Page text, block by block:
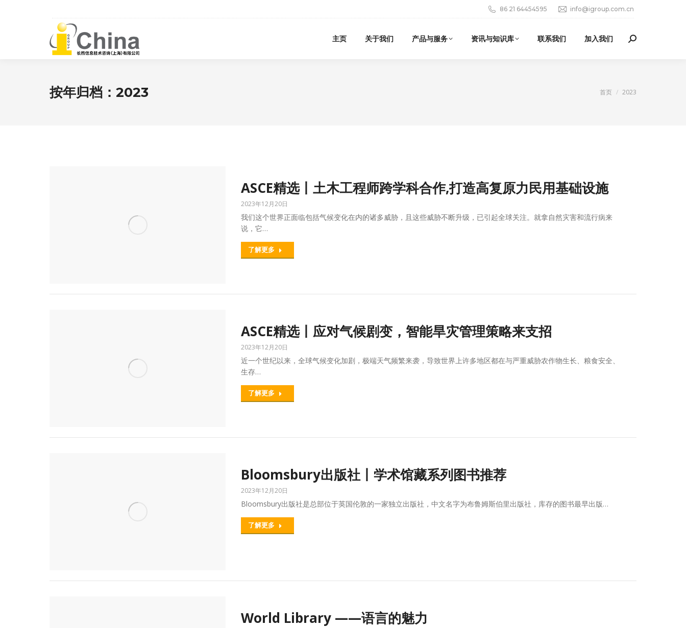
86 21 64454595 info@igroup.com.cn
主页 关于我们 产品与服务 资讯与知识库 联系我们 加入我们 Search:
按年归档： 2023 您在这里：
首页 2023
ASCE精选丨土木工程师跨学科合作,打造高复原力民用基础设施
2023年12月20日
我们这个世界正面临包括气候变化在内的诸多威胁，且这些威胁不断升级，已引起全球关注。就拿自然灾害和流行病来
说，它…
了解更多
ASCE精选丨应对气候剧变，智能旱灾管理策略来支招
2023年12月20日
近一个世纪以来，全球气候变化加剧，极端天气频繁来袭，导致世界上许多地区都在与严重威胁农作物生长、粮食安全、
生存…
了解更多
Bloomsbury出版社丨学术馆藏系列图书推荐
2023年12月20日
Bloomsbury出版社是总部位于英国伦敦的一家独立出版社，中文名字为布鲁姆斯伯里出版社，库存的图书最早出版…
了解更多
World Library ——语言的魅力